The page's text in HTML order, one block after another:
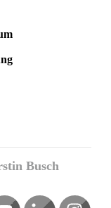
Busch